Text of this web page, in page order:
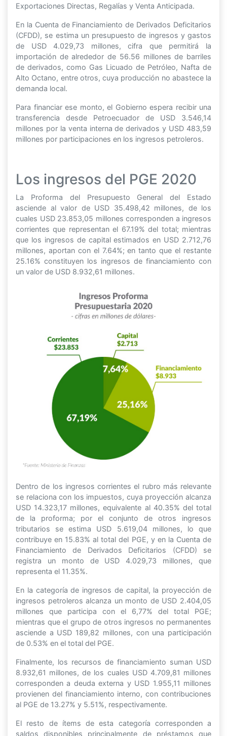
Exportaciones Directas, Regalías y Venta Anticipada.
En la Cuenta de Financiamiento de Derivados Deficitarios
(CFDD), se estima un presupuesto de ingresos y gastos
de USD 4.029,73 millones, cifra que permitirá la
importación de alrededor de 56.56 millones de barriles
de derivados, como Gas Licuado de Petróleo, Nafta de
Alto Octano, entre otros, cuya producción no abastece la
demanda local.
Para financiar ese monto, el Gobierno espera recibir una
transferencia desde Petroecuador de USD 3.546,14
millones por la venta interna de derivados y USD 483,59
millones por participaciones en los ingresos petroleros.
Los ingresos del PGE 2020
La Proforma del Presupuesto General del Estado
asciende al valor de USD 35.498,42 millones, de los
cuales USD 23.853,05 millones corresponden a ingresos
corrientes que representan el 67.19% del total; mientras
que los ingresos de capital estimados en USD 2.712,76
millones, aportan con el 7.64%; en tanto que el restante
25.16% constituyen los ingresos de financiamiento con
un valor de USD 8.932,61 millones.
Dentro de los ingresos corrientes el rubro más relevante
se relaciona con los impuestos, cuya proyección alcanza
USD 14.323,17 millones, equivalente al 40.35% del total
de la proforma; por el conjunto de otros ingresos
tributarios se estima USD 5.619,04 millones, lo que
contribuye en 15.83% al total del PGE, y en la Cuenta de
Financiamiento de Derivados Deficitarios (CFDD) se
registra un monto de USD 4.029,73 millones, que
representa el 11.35%.
En la categoría de ingresos de capital, la proyección de
ingresos petroleros alcanza un monto de USD 2.404,05
millones que participa con el 6,77% del total PGE;
mientras que el grupo de otros ingresos no permanentes
asciende a USD 189,82 millones, con una participación
de 0.53% en el total del PGE.
Finalmente, los recursos de financiamiento suman USD
8.932,61 millones, de los cuales USD 4.709,81 millones
corresponden a deuda externa y USD 1.955,11 millones
provienen del financiamiento interno, con contribuciones
al PGE de 13.27% y 5.51%, respectivamente.
El resto de ítems de esta categoría corresponden a
saldos disponibles principalmente de préstamos que